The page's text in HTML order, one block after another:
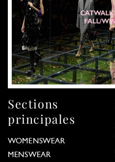
Sections
principales
WOMENSWEAR
MENSWEAR